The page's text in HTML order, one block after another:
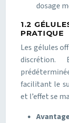
dosage
1.2
PRATIQUE
Les gélules
discrétion.
facilitant le
et l’effet se